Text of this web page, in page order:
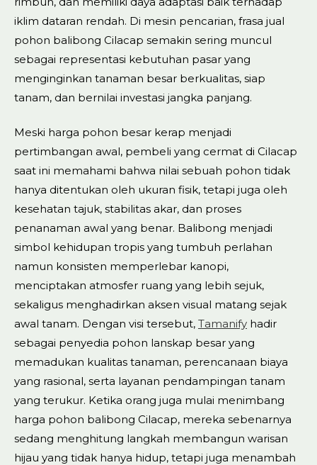
iklim dataran rendah. Di mesin pencarian, frasa jual
pohon balibong Cilacap semakin sering muncul
sebagai representasi kebutuhan pasar yang
menginginkan tanaman besar berkualitas, siap
tanam, dan bernilai investasi jangka panjang.
Meski harga pohon besar kerap menjadi
pertimbangan awal, pembeli yang cermat di Cilacap
saat ini memahami bahwa nilai sebuah pohon tidak
hanya ditentukan oleh ukuran fisik, tetapi juga oleh
kesehatan tajuk, stabilitas akar, dan proses
penanaman awal yang benar. Balibong menjadi
simbol kehidupan tropis yang tumbuh perlahan
namun konsisten memperlebar kanopi,
menciptakan atmosfer ruang yang lebih sejuk,
sekaligus menghadirkan aksen visual matang sejak
awal tanam. Dengan visi tersebut, Tamanify hadir
sebagai penyedia pohon lanskap besar yang
memadukan kualitas tanaman, perencanaan biaya
yang rasional, serta layanan pendampingan tanam
yang terukur. Ketika orang juga mulai menimbang
harga pohon balibong Cilacap, mereka sebenarnya
sedang menghitung langkah membangun warisan
hijau yang tidak hanya hidup, tetapi juga menambah